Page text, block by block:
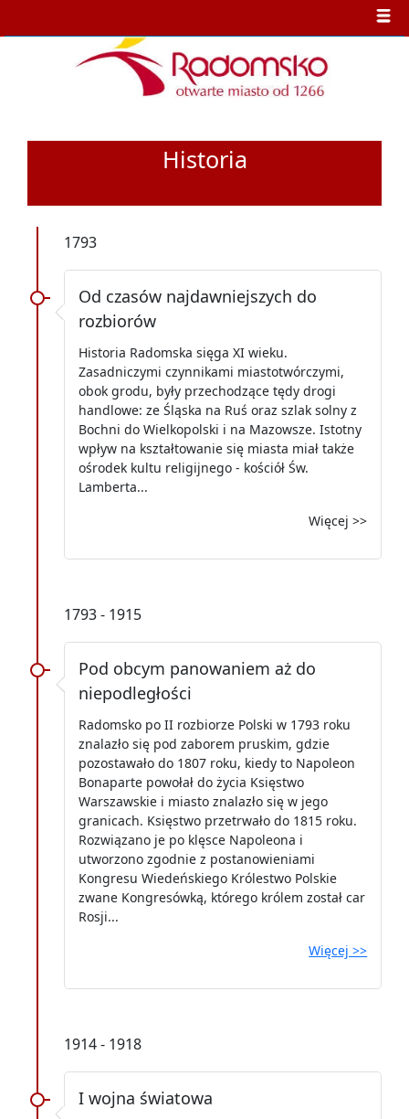
Historia
1793
Od czasów najdawniejszych do
rozbiorów
Historia Radomska sięga XI wieku.
Zasadniczymi czynnikami miastotwórczymi,
obok grodu, były przechodzące tędy drogi
handlowe: ze Śląska na Ruś oraz szlak solny z
Bochni do Wielkopolski i na Mazowsze. Istotny
wpływ na kształtowanie się miasta miał także
ośrodek kultu religijnego - kościół Św.
Lamberta...
Więcej >>
1793 - 1915
Pod obcym panowaniem aż do
niepodległości
Radomsko po II rozbiorze Polski w 1793 roku
znalazło się pod zaborem pruskim, gdzie
pozostawało do 1807 roku, kiedy to Napoleon
Bonaparte powołał do życia Księstwo
Warszawskie i miasto znalazło się w jego
granicach. Księstwo przetrwało do 1815 roku.
Rozwiązano je po klęsce Napoleona i
utworzono zgodnie z postanowieniami
Kongresu Wiedeńskiego Królestwo Polskie
zwane Kongresówką, którego królem został car
Rosji...
Więcej >>
1914 - 1918
I wojna światowa